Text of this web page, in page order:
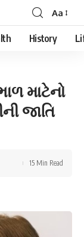
Aa
History
માટેનો
જાતિ
15 Min Read